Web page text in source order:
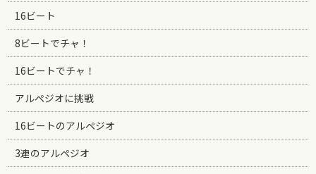
16ビート
8ビートでチャ！
16ビートでチャ！
アルペジオに挑戦
16ビートのアルペジオ
3連のアルペジオ